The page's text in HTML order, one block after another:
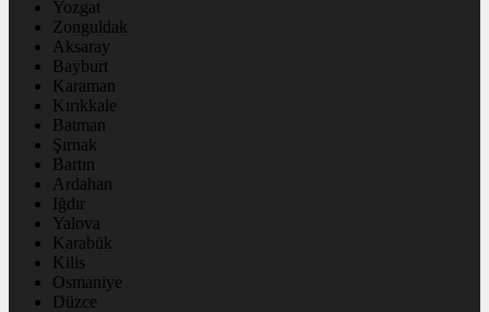
Yozgat
Zonguldak
Aksaray
Bayburt
Karaman
Kırıkkale
Batman
Şırnak
Bartın
Ardahan
Iğdır
Yalova
Karabük
Kilis
Osmaniye
Düzce